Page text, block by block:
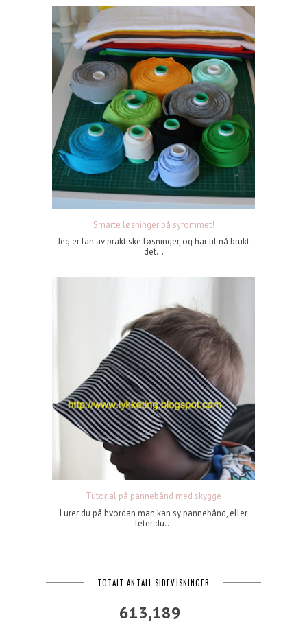
Smarte løsninger på syrommet!
Jeg er fan av praktiske løsninger, og har til nå brukt
det...
Tutorial på pannebånd med skygge
Lurer du på hvordan man kan sy pannebånd, eller
leter du...
TOTALT ANTALL SIDEVISNINGER
613,189